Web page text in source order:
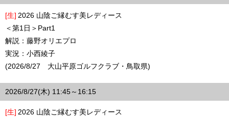
[生] 2026 山陰ご縁むす美レディース
＜第1日＞Part1
解説：藤野オリエプロ
実況：小西綾子
(2026/8/27 大山平原ゴルフクラブ・鳥取県)
2026/8/27(木) 11:45～16:15
[生] 2026 山陰ご縁むす美レディース